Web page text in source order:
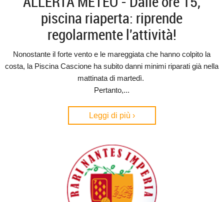
piscina riaperta: riprende
regolarmente l'attività!
Nonostante il forte vento e le mareggiata che hanno colpito la
costa, la Piscina Cascione ha subito danni minimi riparati già nella
mattinata di martedì.
Pertanto,...
Leggi di più ›